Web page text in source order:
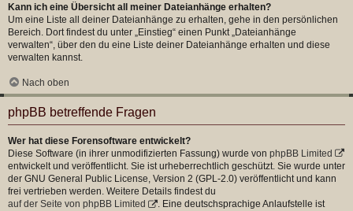
Kann ich eine Übersicht all meiner Dateianhänge erhalten?
Um eine Liste all deiner Dateianhänge zu erhalten, gehe in den persönlichen
Bereich. Dort findest du unter „Einstieg“ einen Punkt „Dateianhänge
verwalten“, über den du eine Liste deiner Dateianhänge erhalten und diese
verwalten kannst.
Nach oben
phpBB betreffende Fragen
Wer hat diese Forensoftware entwickelt?
Diese Software (in ihrer unmodifizierten Fassung) wurde von phpBB Limited
entwickelt und veröffentlicht. Sie ist urheberrechtlich geschützt. Sie wurde unter
der GNU General Public License, Version 2 (GPL-2.0) veröffentlicht und kann
frei vertrieben werden. Weitere Details findest du
auf der Seite von phpBB Limited
. Eine deutschsprachige Anlaufstelle ist